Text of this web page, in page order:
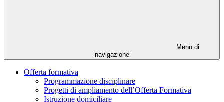
Menu di
navigazione
Offerta formativa
Programmazione disciplinare
Progetti di ampliamento dell’Offerta Formativa
Istruzione domiciliare